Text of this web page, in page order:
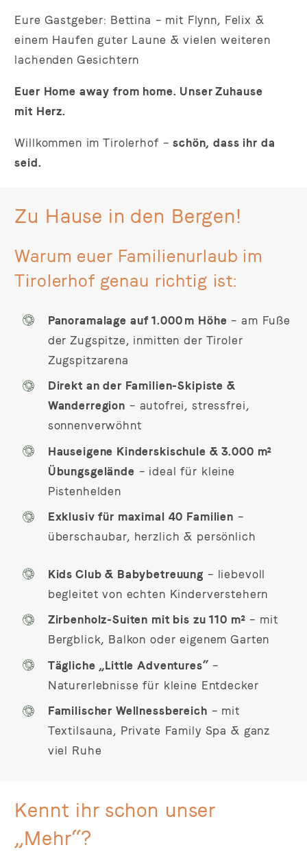
Eure Gastgeber: Bettina – mit Flynn, Felix &
einem Haufen guter Laune & vielen weiteren
lachenden Gesichtern
Euer Home away from home. Unser Zuhause
mit Herz.
Willkommen im Tirolerhof –schön, dass ihr da
seid.
Zu Hause in den Bergen!
Warum euer Familienurlaub im
Tirolerhof genau richtig ist:
Panoramalage auf 1.000 m Höhe – am Fuße
der Zugspitze, inmitten der Tiroler
Zugspitzarena
Direkt an der Familien-Skipiste &
Wanderregion – autofrei, stressfrei,
sonnenverwöhnt
Hauseigene Kinderskischule & 3.000 m²
Übungsgelände – ideal für kleine
Pistenhelden
Exklusiv für maximal 40 Familien –
überschaubar, herzlich & persönlich
Kids Club & Babybetreuung – liebevoll
begleitet von echten Kinderverstehern
Zirbenholz-Suiten mit bis zu 110 m² – mit
Bergblick, Balkon oder eigenem Garten
Tägliche „Little Adventures“ –
Naturerlebnisse für kleine Entdecker
Familischer Wellnessbereich – mit
Textilsauna, Private Family Spa & ganz
viel Ruhe
Kennt ihr schon unser
„Mehr“?